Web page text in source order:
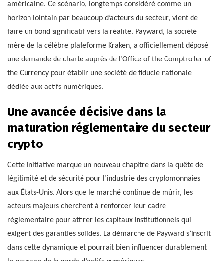
américaine. Ce scénario, longtemps considéré comme un
horizon lointain par beaucoup d’acteurs du secteur, vient de
faire un bond significatif vers la réalité. Payward, la société
mère de la célèbre plateforme Kraken, a officiellement déposé
une demande de charte auprès de l’Office of the Comptroller of
the Currency pour établir une société de fiducie nationale
dédiée aux actifs numériques.
Une avancée décisive dans la
maturation réglementaire du secteur
crypto
Cette initiative marque un nouveau chapitre dans la quête de
légitimité et de sécurité pour l’industrie des cryptomonnaies
aux États-Unis. Alors que le marché continue de mûrir, les
acteurs majeurs cherchent à renforcer leur cadre
réglementaire pour attirer les capitaux institutionnels qui
exigent des garanties solides. La démarche de Payward s’inscrit
dans cette dynamique et pourrait bien influencer durablement